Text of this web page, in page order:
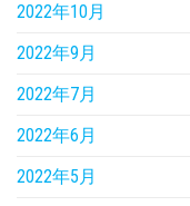
2022年10月
2022年9月
2022年7月
2022年6月
2022年5月